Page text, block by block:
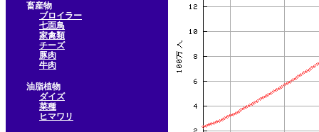
畜産物
ブロイラー
七面鳥
家禽類
チーズ
豚肉
牛肉
油脂植物
ダイズ
菜種
ヒマワリ